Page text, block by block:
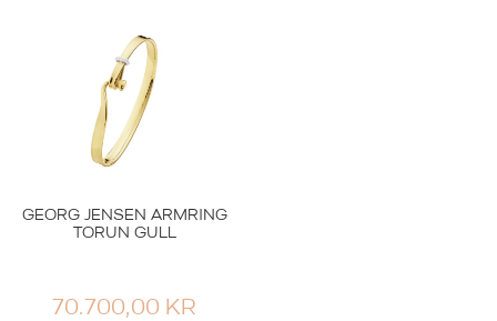
GEORG JENSEN ARMRING
TORUN GULL
70.700,00 KR